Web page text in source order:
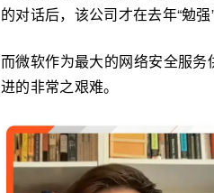
的对话后，该公司才在去年“勉
而微软作为最大的网络安全服
进的非常之艰难。